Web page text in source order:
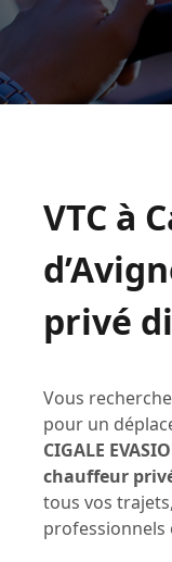
VTC à
privé
Vous
pour un
CIGALE
chauffeur
tous vos
professionnels